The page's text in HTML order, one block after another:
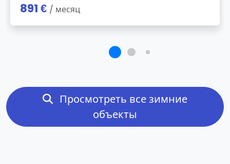
891 € / месяц
Просмотреть все зимние
объекты